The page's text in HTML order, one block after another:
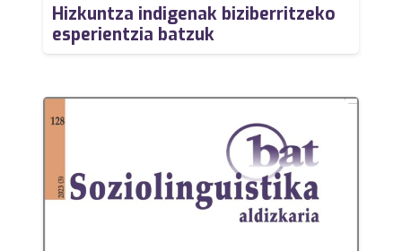
Hizkuntza indigenak biziberritzeko
esperientzia batzuk